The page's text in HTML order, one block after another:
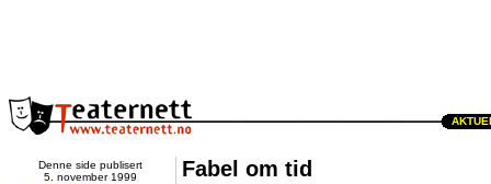
Denne side publisert
5. november 1999
Fabel om tid